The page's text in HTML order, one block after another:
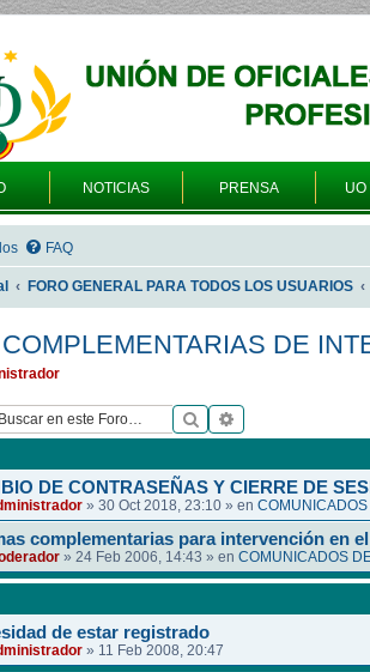
NOTICIAS PRENSA UO
FAQ
FORO GENERAL PARA TODOS LOS USUARIOS
DE
Buscar
DE CONTRASEÑAS Y CIERRE DE
» 30 Oct 2018, 23:10 » en
complementarias para intervención en
» 24 Feb 2006, 14:43 » en COMUNICADOS
de estar registrado
» 11 Feb 2008, 20:47